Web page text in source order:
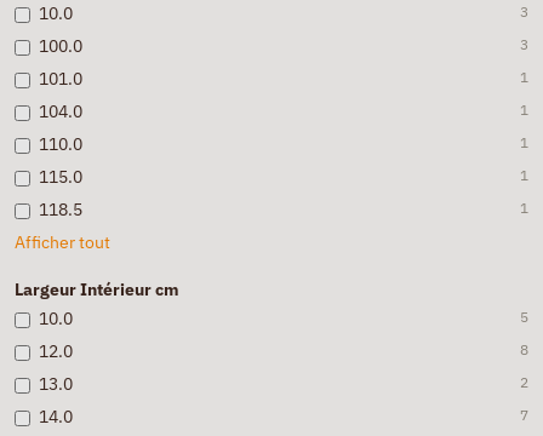
10.0
3
100.0 3
101.0 1
104.0 1
110.0 1
115.0 1
118.5 1
Afficher tout
Largeur Intérieur cm
10.0
5
12.0 8
13.0 2
14.0 7